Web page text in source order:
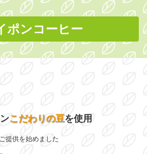
ポンコーヒー
こだわりの豆を使用
提供を始めました